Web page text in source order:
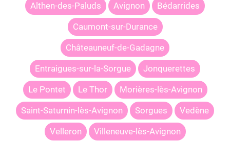
Althen-des-Paluds Avignon Bédarrides
Caumont-sur-Durance
Châteauneuf-de-Gadagne
Entraigues-sur-la-Sorgue Jonquerettes
Le Pontet Le Thor Morières-lès-Avignon
Saint-Saturnin-lès-Avignon Sorgues Vedène
Velleron Villeneuve-lès-Avignon